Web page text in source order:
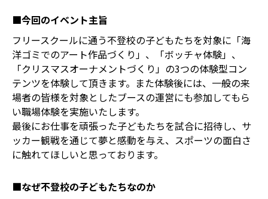
■今回のイベント主旨
フリースクールに通う不登校の子どもたちを対象に「海
洋ゴミでのアート作品づくり」、「ボッチャ体験」、
「クリスマスオーナメントづくり」の3つの体験型コン
テンツを体験して頂きます。また体験後には、一般の来
場者の皆様を対象としたブースの運営にも参加してもら
い職場体験を実施いたします。
最後にお仕事を頑張った子どもたちを試合に招待し、サ
ッカー観戦を通じて夢と感動を与え、スポーツの面白さ
に触れてほしいと思っております。
■なぜ不登校の子どもたちなのか